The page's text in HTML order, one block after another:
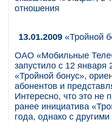
отношения
13.01.2009 «Тройной
ОАО «Мобильные
запустило с 12 января
«Тройной бонус»,
абонентов и
Интересно, что это не
ранее инициатива
года, однако с